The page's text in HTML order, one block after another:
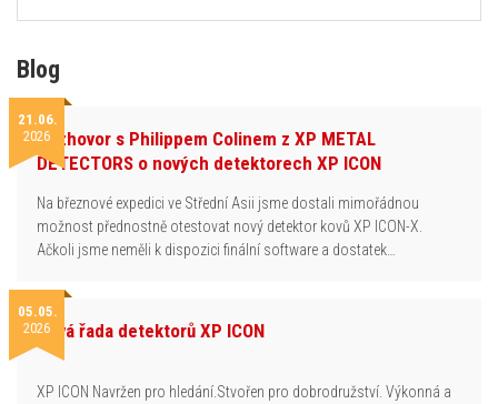
Blog
21.06.
2026Rozhovor s Philippem Colinem z XP METAL
DETECTORS o nových detektorech XP ICON
Na březnové expedici ve Střední Asii jsme dostali mimořádnou
možnost přednostně otestovat nový detektor kovů XP ICON-X.
Ačkoli jsme neměli k dispozici finální software a dostatek…
05.05.
2026Nová řada detektorů XP ICON
XP ICON Navržen pro hledání.Stvořen pro dobrodružství. Výkonná a